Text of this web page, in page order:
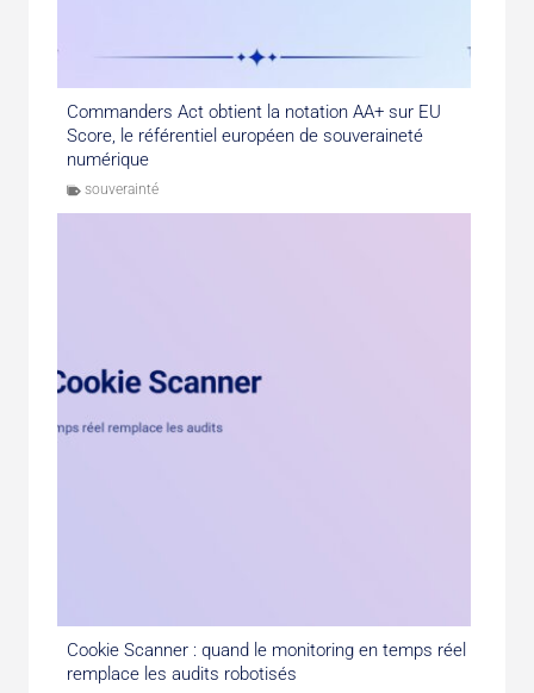
Commanders Act obtient la notation AA+ sur EU
Score, le référentiel européen de souveraineté
numérique
souverainté
Cookie Scanner : quand le monitoring en temps réel
remplace les audits robotisés